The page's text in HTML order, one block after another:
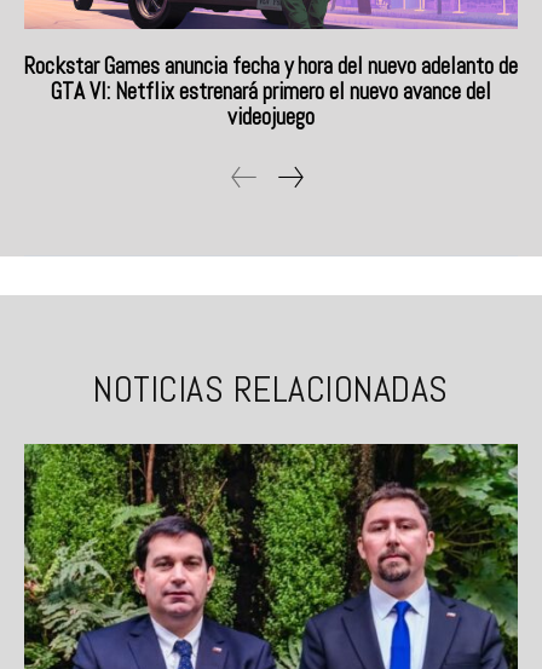
Rockstar Games anuncia fecha y hora del nuevo adelanto de
GTA VI: Netflix estrenará primero el nuevo avance del
videojuego
NOTICIAS RELACIONADAS